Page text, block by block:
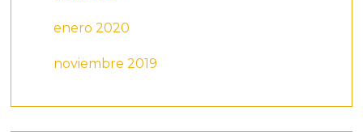
enero 2020
noviembre 2019